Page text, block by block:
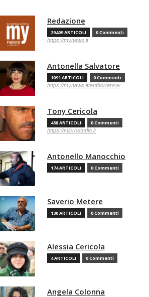
Redazione
29409 ARTICOLI 0 Commenti
https://mynews.it
Antonella Salvatore
1091 ARTICOLI 0 Commenti
https://mynews.it/author/ansa/
Tony Cericola
438 ARTICOLI 0 Commenti
https://microstudio.it
Antonello Manocchio
174 ARTICOLI 0 Commenti
Saverio Metere
130 ARTICOLI 0 Commenti
Alessia Cericola
4 ARTICOLI 0 Commenti
Angela Colonna